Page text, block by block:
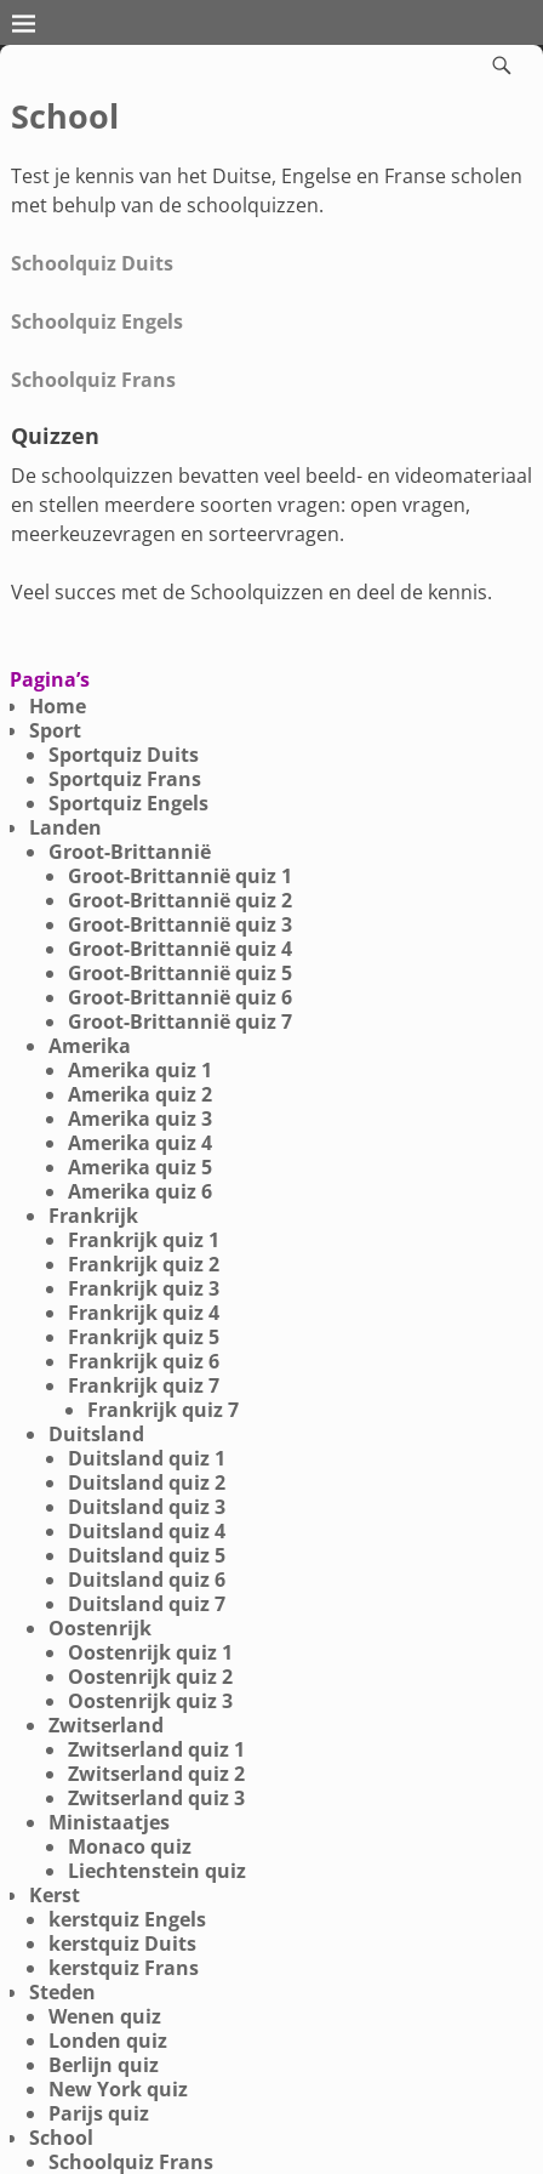
School
Test je kennis van het Duitse, Engelse en Franse scholen
met behulp van de schoolquizzen.
Schoolquiz Duits
Schoolquiz Engels
Schoolquiz Frans
Quizzen
De schoolquizzen bevatten veel beeld- en videomateriaal
en stellen meerdere soorten vragen: open vragen,
meerkeuzevragen en sorteervragen.
Veel succes met de Schoolquizzen en deel de kennis.
Pagina’s
Home
Sport
Sportquiz Duits
Sportquiz Frans
Sportquiz Engels
Landen
Groot-Brittannië
Groot-Brittannië quiz 1
Groot-Brittannië quiz 2
Groot-Brittannië quiz 3
Groot-Brittannië quiz 4
Groot-Brittannië quiz 5
Groot-Brittannië quiz 6
Groot-Brittannië quiz 7
Amerika
Amerika quiz 1
Amerika quiz 2
Amerika quiz 3
Amerika quiz 4
Amerika quiz 5
Amerika quiz 6
Frankrijk
Frankrijk quiz 1
Frankrijk quiz 2
Frankrijk quiz 3
Frankrijk quiz 4
Frankrijk quiz 5
Frankrijk quiz 6
Frankrijk quiz 7
Frankrijk quiz 7
Duitsland
Duitsland quiz 1
Duitsland quiz 2
Duitsland quiz 3
Duitsland quiz 4
Duitsland quiz 5
Duitsland quiz 6
Duitsland quiz 7
Oostenrijk
Oostenrijk quiz 1
Oostenrijk quiz 2
Oostenrijk quiz 3
Zwitserland
Zwitserland quiz 1
Zwitserland quiz 2
Zwitserland quiz 3
Ministaatjes
Monaco quiz
Liechtenstein quiz
Kerst
kerstquiz Engels
kerstquiz Duits
kerstquiz Frans
Steden
Wenen quiz
Londen quiz
Berlijn quiz
New York quiz
Parijs quiz
School
Schoolquiz Frans